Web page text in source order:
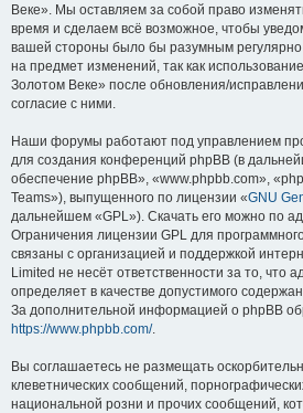
Веке». Мы оставляем за собой право
время и сделаем всё возможное, чтобы
вашей стороны было бы разумным регулярно
на предмет изменений, так как
Золотом Веке» после обновления/
согласие с ними.
Наши форумы работают под управлением
для создания конференций phpBB (в
обеспечение phpBB», «www.phpbb.com»,
Teams»), выпущенного по лицензии «GNU
дальнейшем «GPL»). Скачать его можно по
Ограничения лицензии GPL для
связаны с организацией и поддержкой
Limited не несёт ответственности за то, что
определяет в качестве допустимого
За дополнительной информацией о phpBB
https://www.phpbb.com/.
Вы соглашаетесь не размещать
клеветнических сообщений,
национальной розни и прочих сообщений,